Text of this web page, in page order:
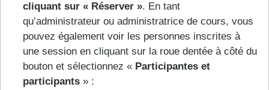
cliquant sur « Réserver ». En tant
qu’administrateur ou administratrice de cours, vous
pouvez également voir les personnes inscrites à
une session en cliquant sur la roue dentée à côté du
bouton et sélectionnez « Participantes et
participants » :